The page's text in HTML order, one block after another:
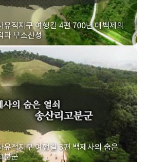
유적지구 여행길 4편 700년 대백제의
과 부소산성
유적지구 여행길 3편 백제사의 숨은
분군